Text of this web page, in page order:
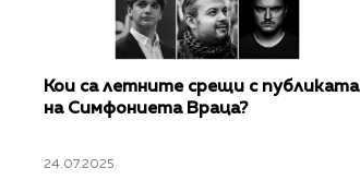
Кои са летните срещи с публиката
на Симфониета Враца?
24.07.2025